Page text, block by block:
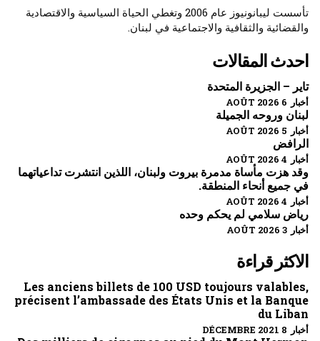
تأسست ليبانونيوز عام 2006 وتغطي الحياة السياسية والاقتصادية
والقضائية والثقافية والاجتماعية في لبنان.
احدث المقالات
تاير – الجزيرة المتحدة
أخبار 6 AOÛT 2026
لبنان وروحه الجميلة
أخبار 5 AOÛT 2026
الرافض
أخبار 4 AOÛT 2026
وقد هزت مأساة مدمرة بيروت ولبنان، اللذين انتشرت تداعياتهما
في جميع أنحاء المنطقة.
أخبار 4 AOÛT 2026
رياض سلامي لم يحكم وحده
أخبار 3 AOÛT 2026
الاكثر قراءة
Les anciens billets de 100 USD toujours valables,
précisent l’ambassade des États Unis et la Banque
du Liban
أخبار 8 DÉCEMBRE 2021